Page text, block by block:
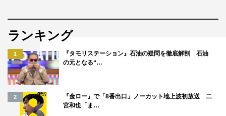
ランキング
1
『タモリステーション』石油の疑問を徹底解剖 石油
の元となる“…
2
『金ロー』で「8番出口」ノーカット地上波初放送 二
宮和也「ま…